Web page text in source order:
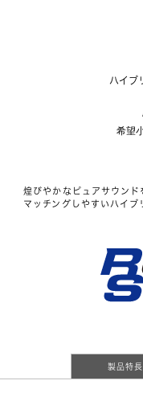
ハイブ
希望
煌びやかなピュアサウン
マッチングしやすいハイブ
製品特長